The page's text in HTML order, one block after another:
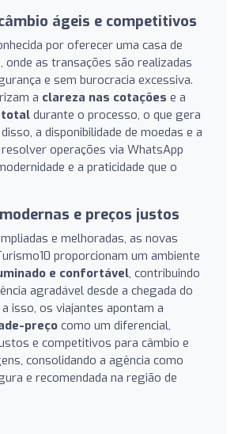
ágeis e competitivos
por oferecer uma casa de
onde as transações são realizadas
e sem burocracia excessiva.
a clareza nas cotações e a
total durante o processo, o que gera
a disponibilidade de moedas e a
operações via WhatsApp
e a praticidade que o
e preços justos
e melhoradas, as novas
proporcionam um ambiente
e confortável, contribuindo
agradável desde a chegada do
isso, os viajantes apontam a
preço como um diferencial,
e competitivos para câmbio e
consolidando a agência como
e recomendada na região de